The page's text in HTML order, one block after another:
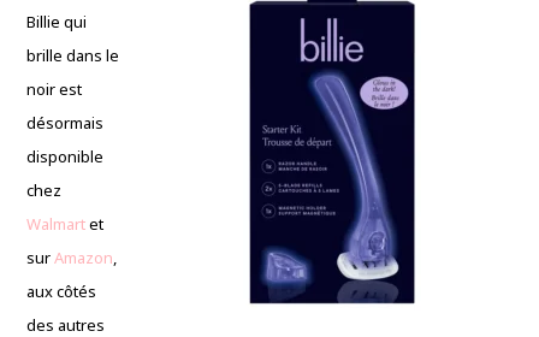
Billie qui
brille dans le
noir est
désormais
disponible
chez
Walmartet
surAmazon,
aux côtés
des autres